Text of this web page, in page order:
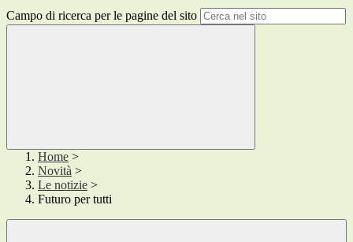
Campo di ricerca per le pagine del sito
Home >
Novità >
Le notizie >
Futuro per tutti